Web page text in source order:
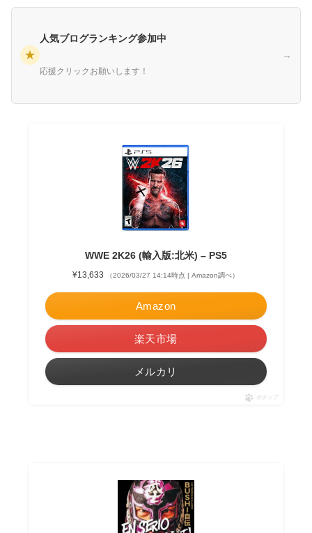
★
人気ブログランキング参加中
応援クリックお願いします！
→
WWE 2K26 (輸入版:北米) – PS5
¥13,633 （2026/03/27 14:14時点 | Amazon調べ）
Amazon
楽天市場
メルカリ
ポチップ